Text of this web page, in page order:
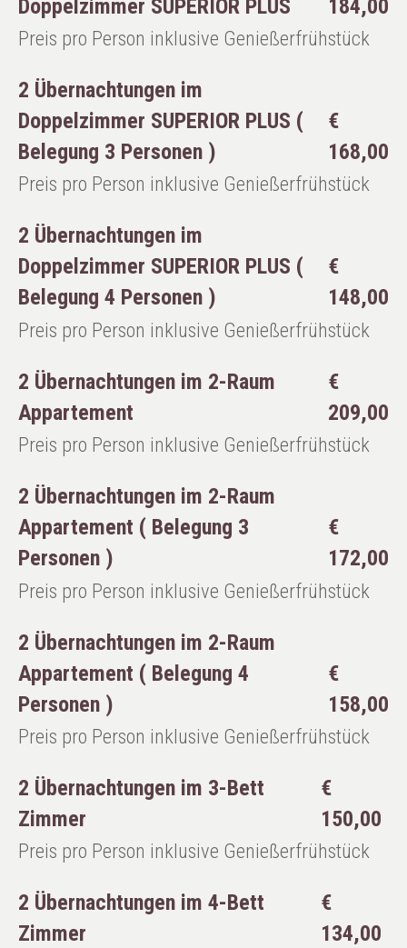
Doppelzimmer SUPERIOR PLUS
184,00
Preis pro Person inklusive Genießerfrühstück
2 Übernachtungen im
Doppelzimmer SUPERIOR PLUS (
Belegung 3 Personen )
€
168,00
Preis pro Person inklusive Genießerfrühstück
2 Übernachtungen im
Doppelzimmer SUPERIOR PLUS (
Belegung 4 Personen )
€
148,00
Preis pro Person inklusive Genießerfrühstück
2 Übernachtungen im 2-Raum
Appartement
€
209,00
Preis pro Person inklusive Genießerfrühstück
2 Übernachtungen im 2-Raum
Appartement ( Belegung 3
Personen )
€
172,00
Preis pro Person inklusive Genießerfrühstück
2 Übernachtungen im 2-Raum
Appartement ( Belegung 4
Personen )
€
158,00
Preis pro Person inklusive Genießerfrühstück
2 Übernachtungen im 3-Bett
Zimmer
€
150,00
Preis pro Person inklusive Genießerfrühstück
2 Übernachtungen im 4-Bett
Zimmer
€
134,00